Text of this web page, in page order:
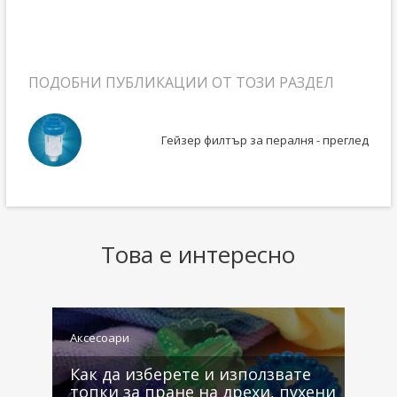
ПОДОБНИ ПУБЛИКАЦИИ ОТ ТОЗИ РАЗДЕЛ
Гейзер филтър за пералня - преглед
Това е интересно
Аксесоари
Как да изберете и използвате
топки за пране на дрехи, пухени